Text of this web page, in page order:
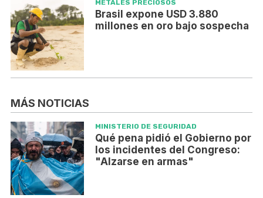
METALES PRECIOSOS
Brasil expone USD 3.880
millones en oro bajo sospecha
MÁS NOTICIAS
MINISTERIO DE SEGURIDAD
Qué pena pidió el Gobierno por
los incidentes del Congreso:
"Alzarse en armas"